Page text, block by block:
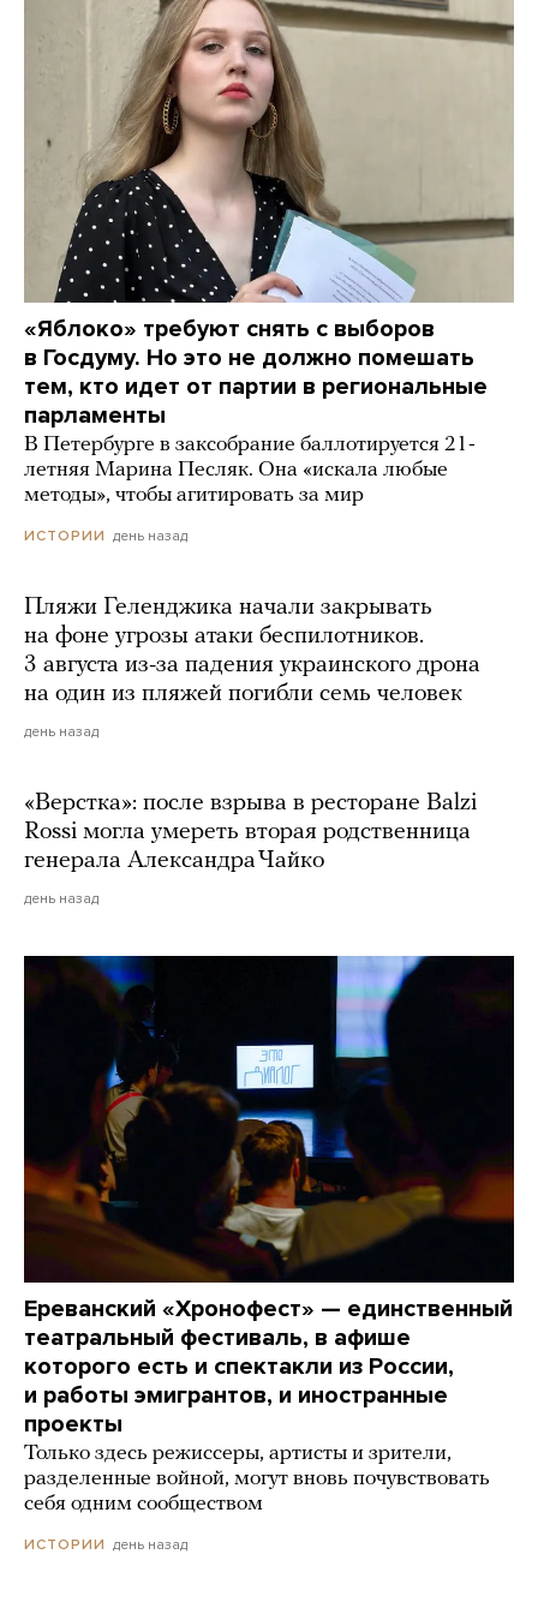
«Яблоко» требуют снять с выборов
в Госдуму. Но это не должно помешать
тем, кто идет от партии в региональные
парламенты
В Петербурге в заксобрание баллотируется 21-
летняя Марина Песляк. Она «искала любые
методы», чтобы агитировать за мир
ИСТОРИИ день назад
Пляжи Геленджика начали закрывать
на фоне угрозы атаки беспилотников.
3 августа из-за падения украинского дрона
на один из пляжей погибли семь человек
день назад
«Верстка»: после взрыва в ресторане Balzi
Rossi могла умереть вторая родственница
генерала Александра Чайко
день назад
Ереванский «Хронофест» — единственный
театральный фестиваль, в афише
которого есть и спектакли из России,
и работы эмигрантов, и иностранные
проекты
Только здесь режиссеры, артисты и зрители,
разделенные войной, могут вновь почувствовать
себя одним сообществом
ИСТОРИИ день назад